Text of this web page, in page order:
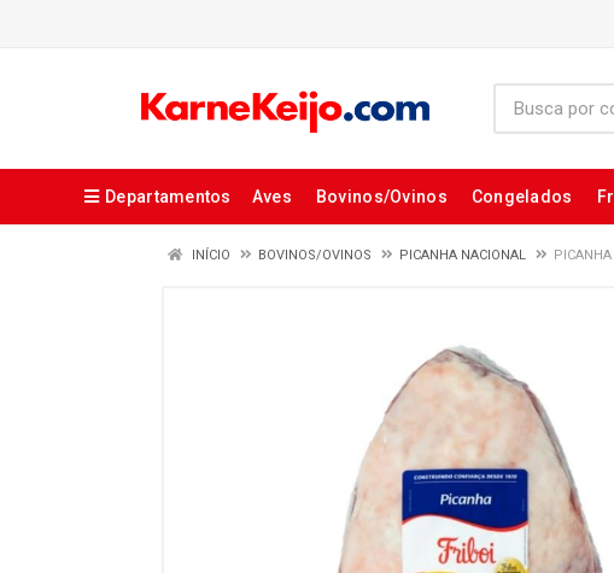
Departamentos Aves Bovinos/Ovinos Congelados
INÍCIO BOVINOS/OVINOS PICANHA NACIONAL